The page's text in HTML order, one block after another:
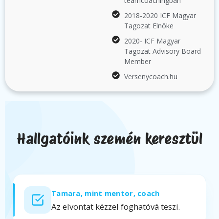
2018-2020 ICF Magyar
Tagozat Elnöke
2020- ICF Magyar
Tagozat Advisory Board
Member
Versenycoach.hu
Hallgatóink szemén keresztül
Tamara, mint mentor, coach
Az elvontat kézzel foghatóvá teszi.